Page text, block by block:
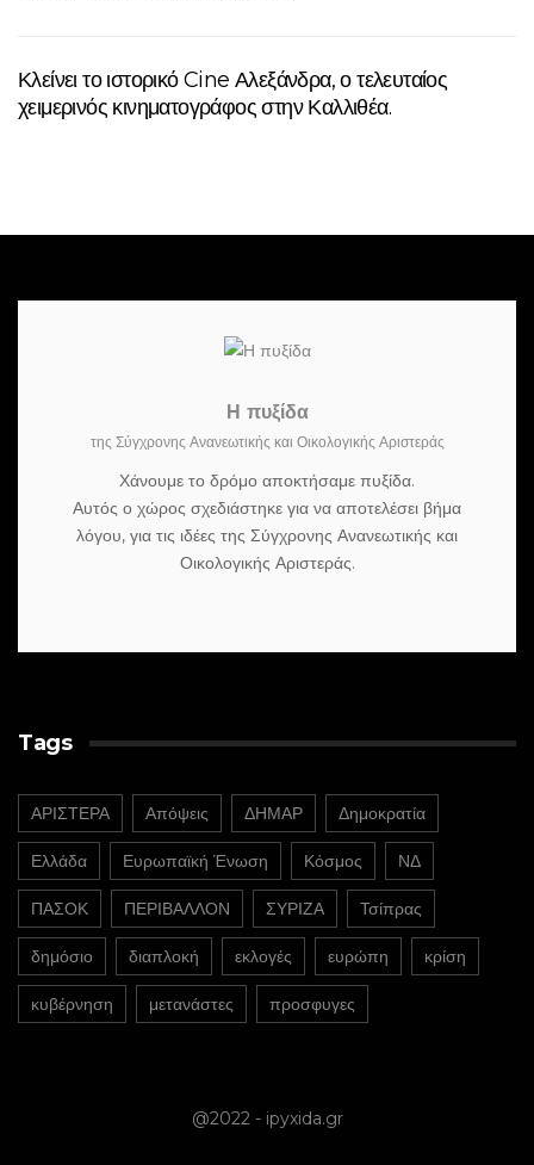
Κλείνει το ιστορικό Cine Αλεξάνδρα, ο τελευταίος
χειμερινός κινηματογράφος στην Καλλιθέα.
Η πυξίδα
της Σύγχρονης Ανανεωτικής και Οικολογικής Αριστεράς
Χάνουμε το δρόμο αποκτήσαμε πυξίδα.
Αυτός ο χώρος σχεδιάστηκε για να αποτελέσει βήμα
λόγου, για τις ιδέες της Σύγχρονης Ανανεωτικής και
Οικολογικής Αριστεράς.
Tags
ΑΡΙΣΤΕΡΑ Απόψεις ΔΗΜΑΡ Δημοκρατία
Ελλάδα Ευρωπαϊκή Ένωση Κόσμος ΝΔ
ΠΑΣΟΚ ΠΕΡΙΒΑΛΛΟΝ ΣΥΡΙΖΑ Τσίπρας
δημόσιο διαπλοκή εκλογές ευρώπη κρίση
κυβέρνηση μετανάστες προσφυγες
@2022 - ipyxida.gr